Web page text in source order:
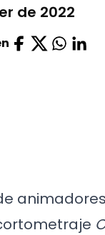
de 2022